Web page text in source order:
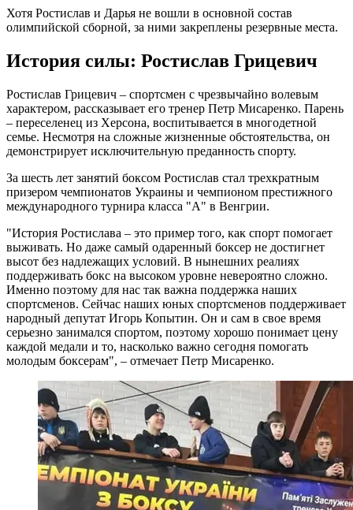
Хотя Ростислав и Дарья не вошли в основной состав
олимпийской сборной, за ними закреплены резервные места.
История силы: Ростислав Грицевич
Ростислав Грицевич – спортсмен с чрезвычайно волевым
характером, рассказывает его тренер Петр Мисаренко. Парень
– переселенец из Херсона, воспитывается в многодетной
семье. Несмотря на сложные жизненные обстоятельства, он
демонстрирует исключительную преданность спорту.
За шесть лет занятий боксом Ростислав стал трехкратным
призером чемпионатов Украины и чемпионом престижного
международного турнира класса "А" в Венгрии.
"История Ростислава – это пример того, как спорт помогает
выживать. Но даже самый одаренный боксер не достигнет
высот без надлежащих условий. В нынешних реалиях
поддерживать бокс на высоком уровне невероятно сложно.
Именно поэтому для нас так важна поддержка наших
спортсменов. Сейчас наших юных спортсменов поддерживает
народный депутат Игорь Копытин. Он и сам в свое время
серьезно занимался спортом, поэтому хорошо понимает цену
каждой медали и то, насколько важно сегодня помогать
молодым боксерам", – отмечает Петр Мисаренко.